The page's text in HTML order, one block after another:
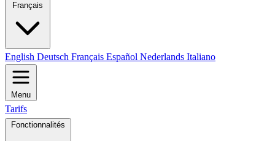
Français
English Deutsch Français Español Nederlands Italiano
Menu
Tarifs
Fonctionnalités